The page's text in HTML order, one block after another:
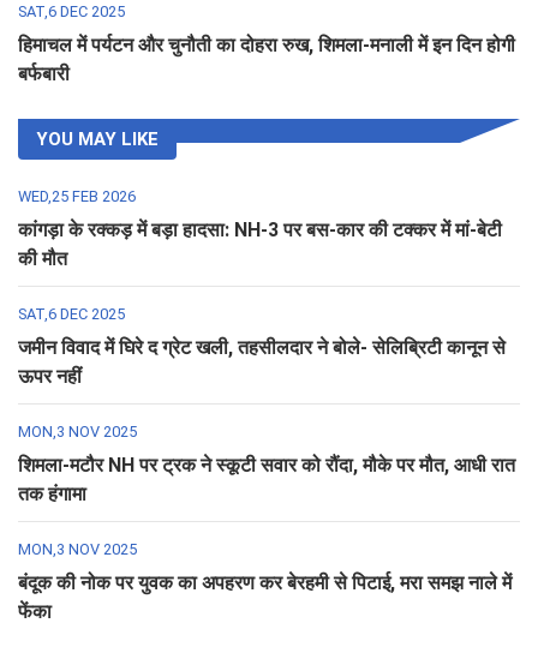
SAT,6 DEC 2025
हिमाचल में पर्यटन और चुनौती का दोहरा रुख, शिमला-मनाली में इन दिन होगी
बर्फबारी
YOU MAY LIKE
WED,25 FEB 2026
कांगड़ा के रक्कड़ में बड़ा हादसा: NH-3 पर बस-कार की टक्कर में मां-बेटी
की मौत
SAT,6 DEC 2025
जमीन विवाद में घिरे द ग्रेट खली, तहसीलदार ने बोले- सेलिब्रिटी कानून से
ऊपर नहीं
MON,3 NOV 2025
शिमला-मटौर NH पर ट्रक ने स्कूटी सवार को रौंदा, मौके पर मौत, आधी रात
तक हंगामा
MON,3 NOV 2025
बंदूक की नोक पर युवक का अपहरण कर बेरहमी से पिटाई, मरा समझ नाले में
फेंका